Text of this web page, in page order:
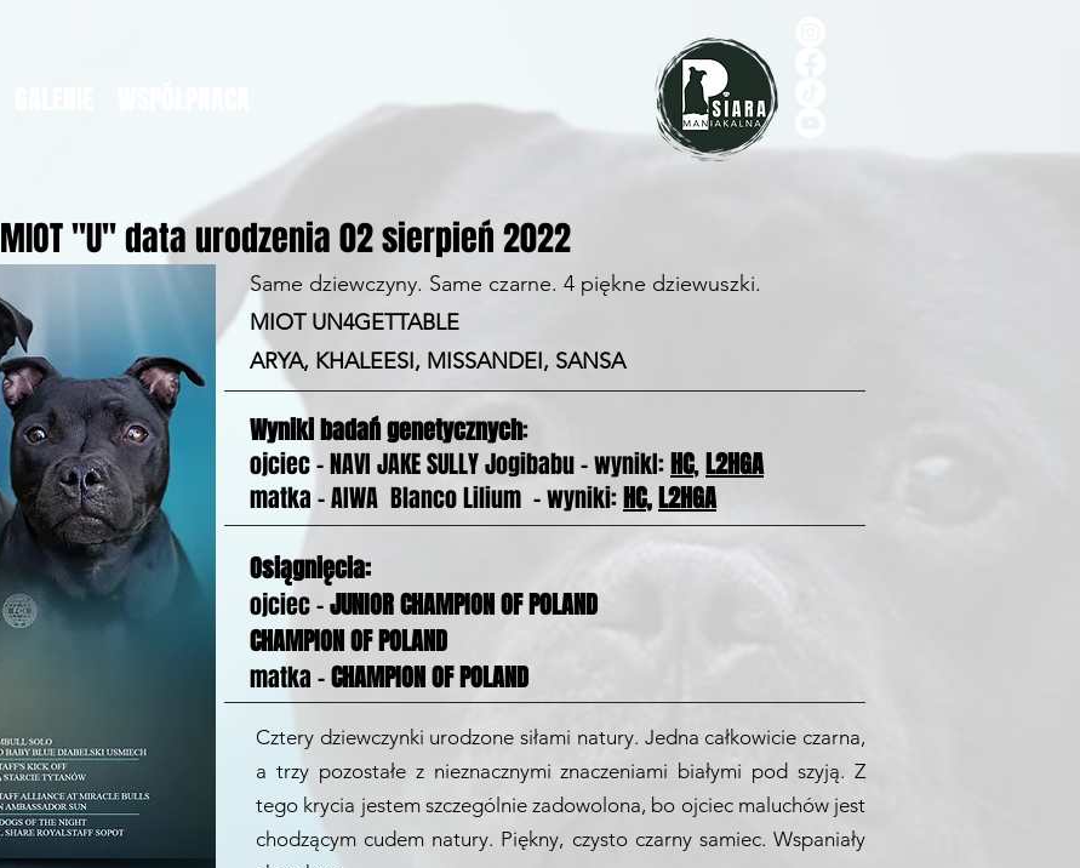
MIOT "U" data urodzenia 02 sierpień 2022
Osiągnięcia:
ojciec -JUNIOR CHAMPION OF POLAND
CHAMPION OF POLAND
matka -CHAMPION OF POLAND
Cztery dziewczynki urodzone siłami natury. Jedna całkowicie czarna,
a trzy pozostałe z nieznacznymi znaczeniami białymi pod szyją. Z
tego krycia jestem szczególnie zadowolona, bo ojciec maluchów jest
chodzącym cudem natury. Piękny, czysto czarny samiec. Wspaniały
Wyniki badań genetycznych:
ojciec - NAVI JAKE SULLY Jogibabu - wynikI:HC,L2HGA
matka - AIWA Blanco Lilium - wyniki:HC,L2HGA
Same dziewczyny. Same czarne. 4 piękne dziewuszki.
MIOT UN4GETTABLE
ARYA, KHALEESI, MISSANDEI, SANSA